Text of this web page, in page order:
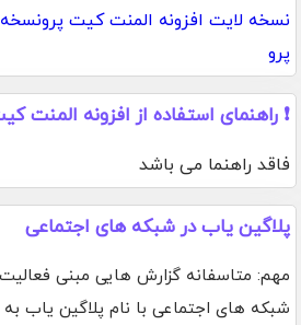
نسخه لایت افزونه المنت کیت پرو
پرو
❗ راهنمای استفاده از افزونه المنت
فاقد راهنما می باشد
پلاگین یاب در شبکه های اجتماعی
مهم: متاسفانه گزارش هایی مبنی فعالیت
شبکه های اجتماعی با نام پلاگین یاب